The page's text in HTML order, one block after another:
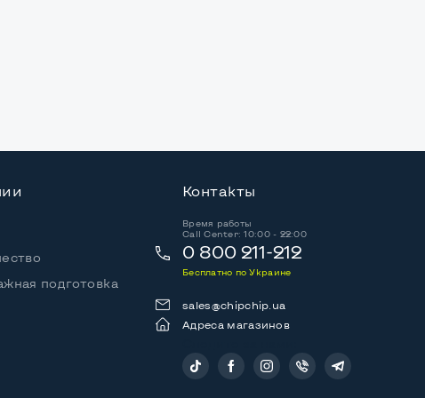
подготовка
Контакты
Время работы
Call Center: 10:00 - 22:00
0 800 211-212
Бесплатно по Украине
sales@chipchip.ua
Адреса магазинов